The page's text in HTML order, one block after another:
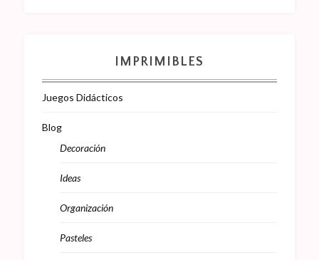
IMPRIMIBLES
Juegos Didácticos
Blog
Decoración
Ideas
Organización
Pasteles